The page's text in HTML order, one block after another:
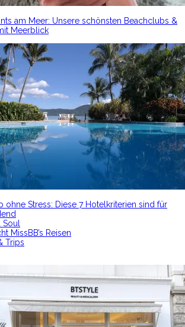
am Meer: Unsere schönsten Beachclubs &
Meerblick
ohne Stress: Diese 7 Hotelkriterien sind für
MissBB’s Reisen
Trips